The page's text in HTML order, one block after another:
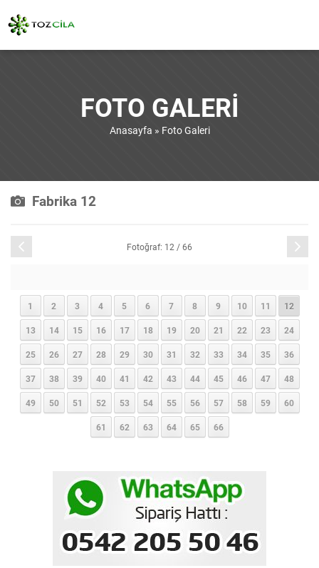
FOTO GALERI
Anasayfa » Foto Galeri
Fabrika 12
Fotoğraf: 12 / 66
1 2 3 4 5 6 7 8 9 10 11 12
13 14 15 16 17 18 19 20 21 22 23 24
25 26 27 28 29 30 31 32 33 34 35 36
37 38 39 40 41 42 43 44 45 46 47 48
49 50 51 52 53 54 55 56 57 58 59 60
61 62 63 64 65 66